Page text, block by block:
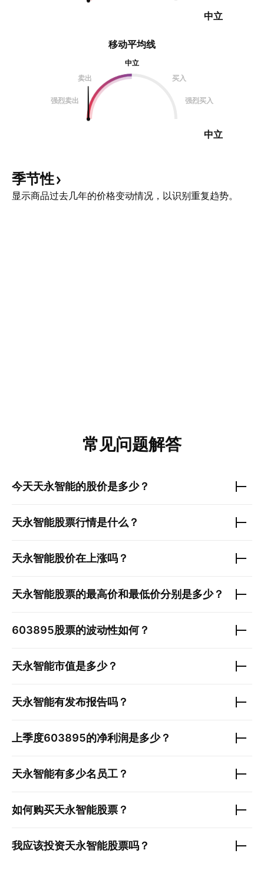
中立
移动平均线
中立
卖出
买入
强烈卖出 强烈买入
中立
季节性
显示商品过去几年的价格变动情况，以识别重复趋势。
常见问题解答
今天天永智能的股价是多少？
天永智能股票行情是什么？
天永智能股价在上涨吗？
天永智能股票的最高价和最低价分别是多少？
603895股票的波动性如何？
天永智能市值是多少？
天永智能有发布报告吗？
上季度603895的净利润是多少？
天永智能有多少名员工？
如何购买天永智能股票？
我应该投资天永智能股票吗？